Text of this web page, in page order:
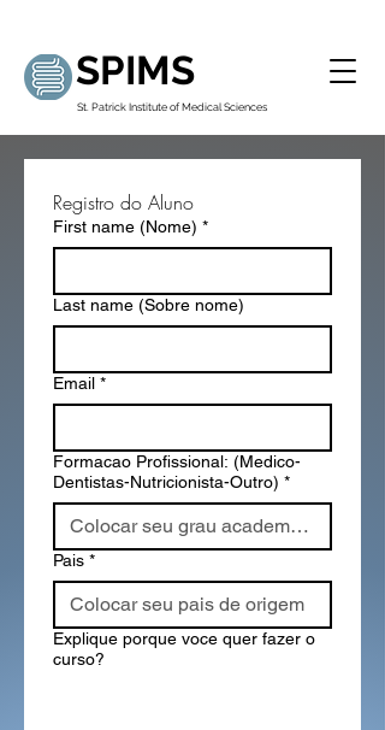
SPIMS
St. Patrick Institute of Medical Sciences
Registro do Aluno
First name (Nome) *
Last name (Sobre nome)
Email *
Formacao Profissional: (Medico-
Dentistas-Nutricionista-Outro) *
Pais *
Explique porque voce quer fazer o
curso?